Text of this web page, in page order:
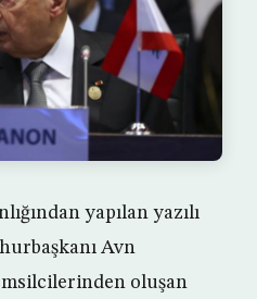
yapılan yazılı
Avn
oluşan